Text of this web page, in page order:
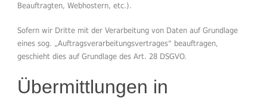
Beauftragten, Webhostern, etc.).
Sofern wir Dritte mit der Verarbeitung von Daten auf Grundlage
eines sog. „Auftragsverarbeitungsvertrages“ beauftragen,
geschieht dies auf Grundlage des Art. 28 DSGVO.
Übermittlungen in